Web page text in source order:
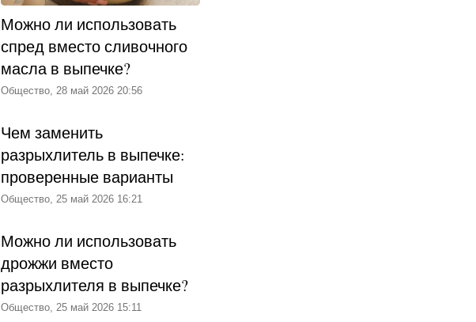
Можно ли использовать
спред вместо сливочного
масла в выпечке?
Общество, 28 май 2026 20:56
Чем заменить
разрыхлитель в выпечке:
проверенные варианты
Общество, 25 май 2026 16:21
Можно ли использовать
дрожжи вместо
разрыхлителя в выпечке?
Общество, 25 май 2026 15:11